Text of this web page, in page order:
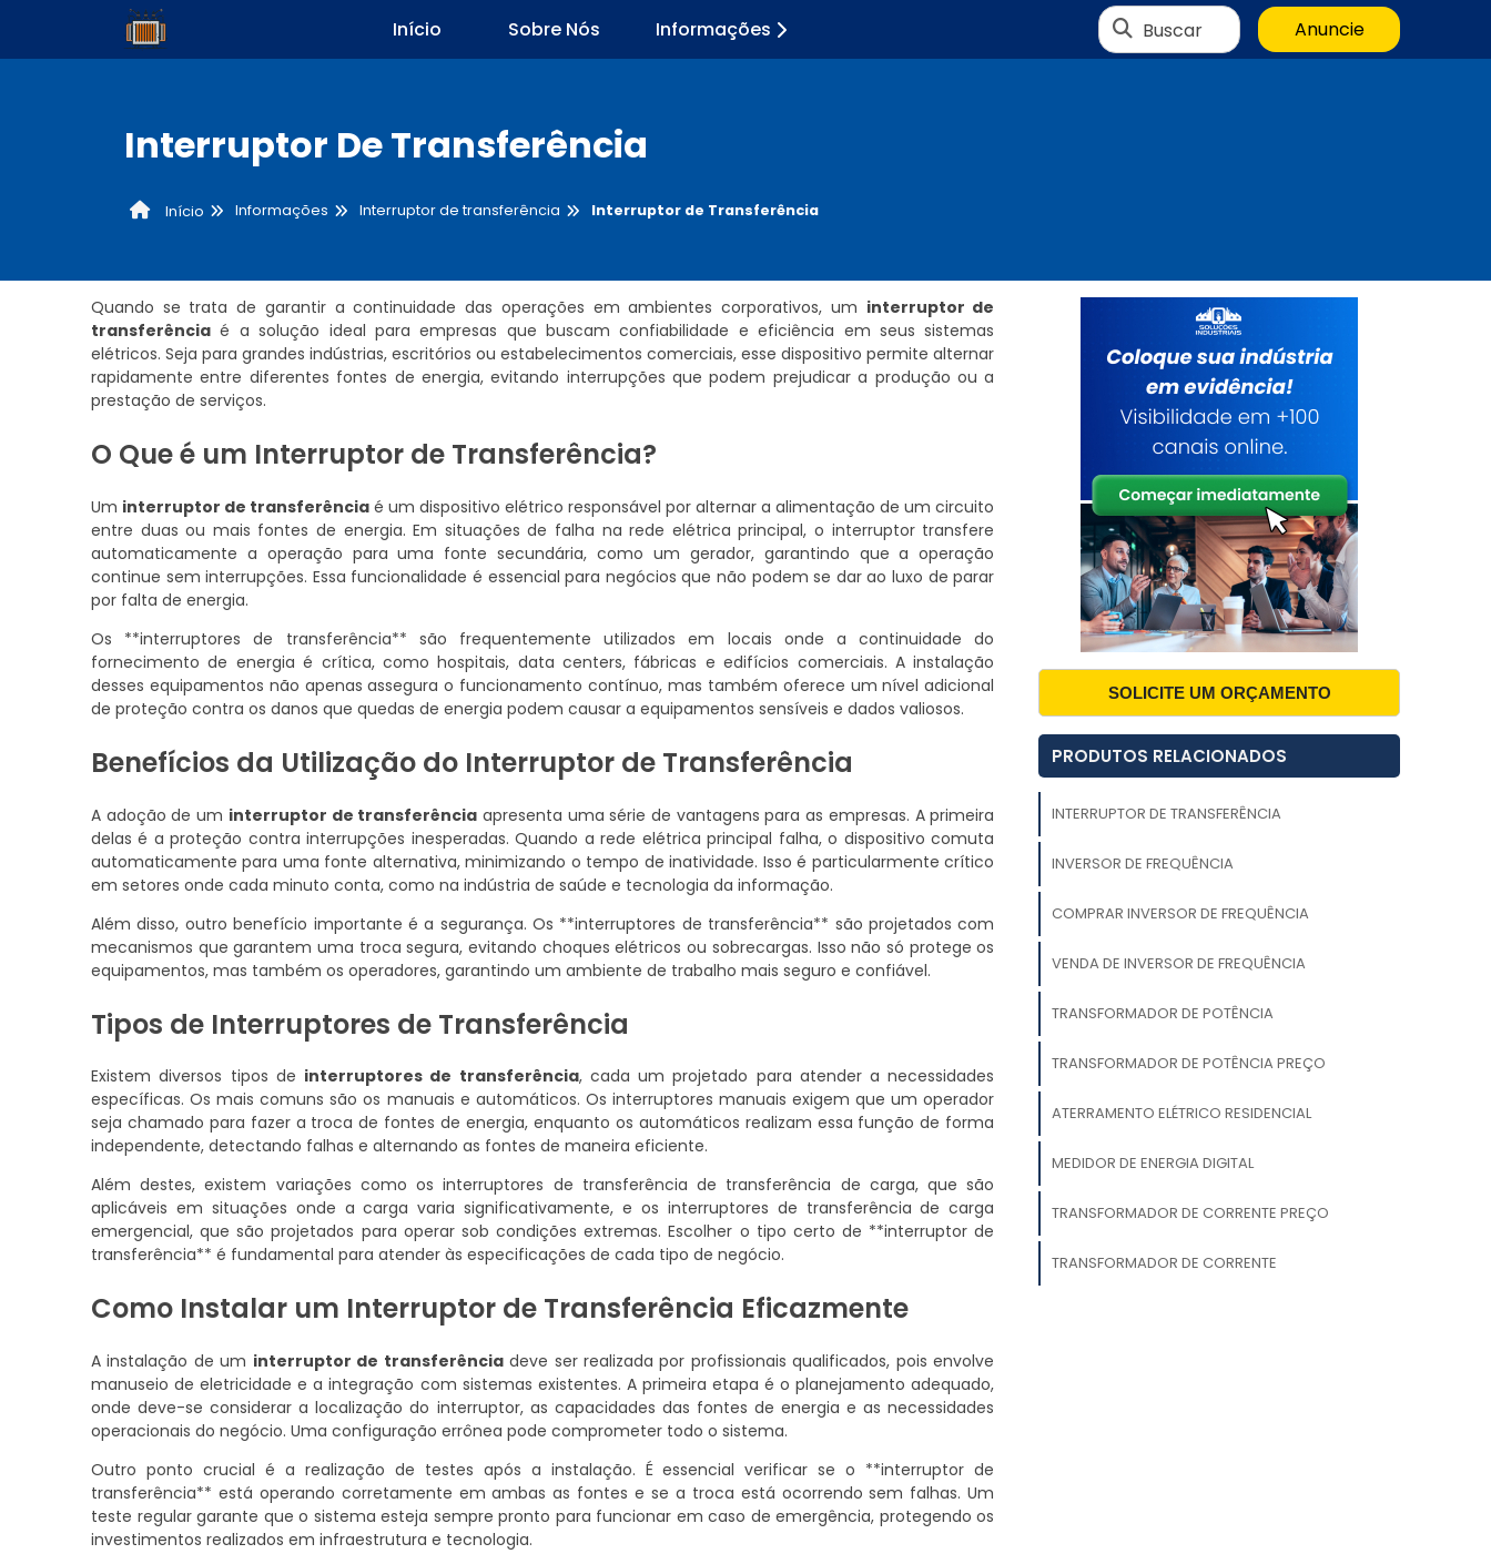
Início Sobre Nós Informações Buscar Anuncie
Interruptor De Transferência
Início Informações Interruptor de transferência Interruptor de Transferência
Quando se trata de garantir a continuidade das operações em ambientes corporativos, um interruptor de
transferência é a solução ideal para empresas que buscam confiabilidade e eficiência em seus sistemas
elétricos. Seja para grandes indústrias, escritórios ou estabelecimentos comerciais, esse dispositivo permite alternar
rapidamente entre diferentes fontes de energia, evitando interrupções que podem prejudicar a produção ou a
prestação de serviços.
O Que é um Interruptor de Transferência?
Um interruptor de transferência é um dispositivo elétrico responsável por alternar a alimentação de um circuito
entre duas ou mais fontes de energia. Em situações de falha na rede elétrica principal, o interruptor transfere
automaticamente a operação para uma fonte secundária, como um gerador, garantindo que a operação
continue sem interrupções. Essa funcionalidade é essencial para negócios que não podem se dar ao luxo de parar
por falta de energia.
Os **interruptores de transferência** são frequentemente utilizados em locais onde a continuidade do
fornecimento de energia é crítica, como hospitais, data centers, fábricas e edifícios comerciais. A instalação
desses equipamentos não apenas assegura o funcionamento contínuo, mas também oferece um nível adicional
de proteção contra os danos que quedas de energia podem causar a equipamentos sensíveis e dados valiosos.
Benefícios da Utilização do Interruptor de Transferência
A adoção de um interruptor de transferência apresenta uma série de vantagens para as empresas. A primeira
delas é a proteção contra interrupções inesperadas. Quando a rede elétrica principal falha, o dispositivo comuta
automaticamente para uma fonte alternativa, minimizando o tempo de inatividade. Isso é particularmente crítico
em setores onde cada minuto conta, como na indústria de saúde e tecnologia da informação.
Além disso, outro benefício importante é a segurança. Os **interruptores de transferência** são projetados com
mecanismos que garantem uma troca segura, evitando choques elétricos ou sobrecargas. Isso não só protege os
equipamentos, mas também os operadores, garantindo um ambiente de trabalho mais seguro e confiável.
Tipos de Interruptores de Transferência
Existem diversos tipos de interruptores de transferência, cada um projetado para atender a necessidades
específicas. Os mais comuns são os manuais e automáticos. Os interruptores manuais exigem que um operador
seja chamado para fazer a troca de fontes de energia, enquanto os automáticos realizam essa função de forma
independente, detectando falhas e alternando as fontes de maneira eficiente.
Além destes, existem variações como os interruptores de transferência de transferência de carga, que são
aplicáveis em situações onde a carga varia significativamente, e os interruptores de transferência de carga
emergencial, que são projetados para operar sob condições extremas. Escolher o tipo certo de **interruptor de
transferência** é fundamental para atender às especificações de cada tipo de negócio.
Como Instalar um Interruptor de Transferência Eficazmente
A instalação de um interruptor de transferênciadeve ser realizada por profissionais qualificados, pois envolve
manuseio de eletricidade e a integração com sistemas existentes. A primeira etapa é o planejamento adequado,
onde deve-se considerar a localização do interruptor, as capacidades das fontes de energia e as necessidades
operacionais do negócio. Uma configuração errônea pode comprometer todo o sistema.
Outro ponto crucial é a realização de testes após a instalação. É essencial verificar se o **interruptor de
transferência** está operando corretamente em ambas as fontes e se a troca está ocorrendo sem falhas. Um
teste regular garante que o sistema esteja sempre pronto para funcionar em caso de emergência, protegendo os
investimentos realizados em infraestrutura e tecnologia.
SOLICITE UM ORÇAMENTO
PRODUTOS RELACIONADOS
INTERRUPTOR DE TRANSFERÊNCIA
INVERSOR DE FREQUÊNCIA
COMPRAR INVERSOR DE FREQUÊNCIA
VENDA DE INVERSOR DE FREQUÊNCIA
TRANSFORMADOR DE POTÊNCIA
TRANSFORMADOR DE POTÊNCIA PREÇO
ATERRAMENTO ELÉTRICO RESIDENCIAL
MEDIDOR DE ENERGIA DIGITAL
TRANSFORMADOR DE CORRENTE PREÇO
TRANSFORMADOR DE CORRENTE